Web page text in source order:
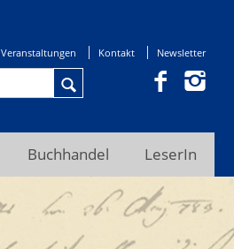
Veranstaltungen Kontakt Newsletter
Buchhandel LeserIn